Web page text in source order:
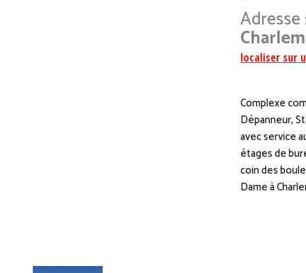
Adresse
localiser sur
Complexe
Dépanneur,
avec service
étages de
coin des
Dame à